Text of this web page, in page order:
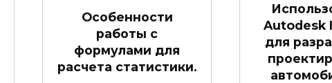
Особенности
работы с
формулами для
расчета статистики.
Autodesk
для